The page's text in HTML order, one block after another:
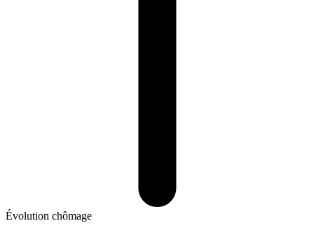
Évolution chômage